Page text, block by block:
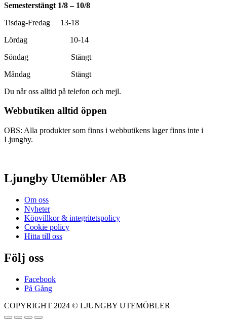
Semesterstängt 1/8 – 10/8
Tisdag-Fredag 13-18
Lördag 10-14
Söndag Stängt
Måndag Stängt
Du når oss alltid på telefon och mejl.
Webbutiken alltid öppen
OBS: Alla produkter som finns i webbutikens lager finns inte i
Ljungby.
Ljungby Utemöbler AB
Om oss
Nyheter
Köpvillkor & integritetspolicy
Cookie policy
Hitta till oss
Följ oss
Facebook
På Gång
COPYRIGHT 2024 © LJUNGBY UTEMÖBLER